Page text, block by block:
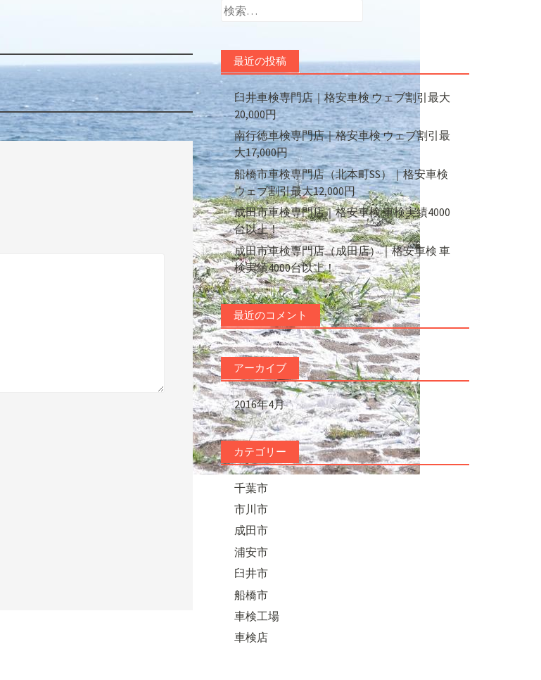
検
最近の投稿
臼井車検専門店｜格安車検 ウェブ割引最大
20,000円
南行徳車検専門店｜格安車検 ウェブ割引最
大17,000円
船橋市車検専門店（北本町SS）｜格安車検
ウェブ割引最大12,000円
成田市車検専門店｜格安車検 車検実績4000
台以上！
成田市車検専門店（成田店）｜格安車検 車
検実績4000台以上！
最近のコメント
アーカイブ
2016年4月
カテゴリー
千葉市
市川市
成田市
浦安市
臼井市
船橋市
車検工場
車検店